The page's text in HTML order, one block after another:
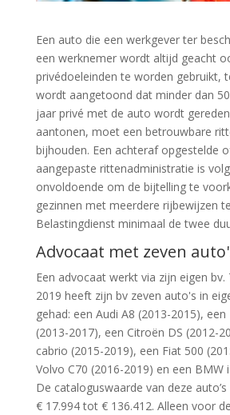
Een auto die een werkgever ter
een werknemer wordt altijd geacht
privédoeleinden te worden gebruikt,
wordt aangetoond dat minder dan
jaar privé met de auto wordt
aantonen, moet een betrouwbare
bijhouden. Een achteraf opgestelde
aangepaste rittenadministratie is
onvoldoende om de bijtelling te
gezinnen met meerdere rijbewijzen
Belastingdienst minimaal de twee
Advocaat met zeven
Een advocaat werkt via zijn eigen bv.
2019 heeft zijn bv zeven auto's in
gehad: een Audi A8 (2013-2015),
(2013-2017), een Citroën DS (2012-
cabrio (2015-2019), een Fiat 500
Volvo C70 (2016-2019) en een BMW
De cataloguswaarde van deze
€ 17.994 tot € 136.412. Alleen voor